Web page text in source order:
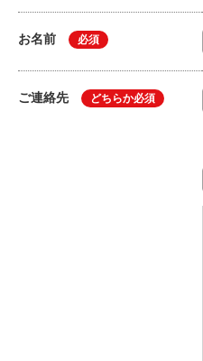
お名前 必須
ご連絡先 どちらか必須